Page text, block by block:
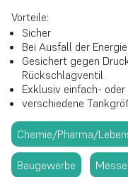
Vorteile:
Sicher
Bei Ausfall der
Gesichert gegen
Rückschlagventil
Exklusiv einfach-
verschiedene
Chemie/Pharma/
Baugewerbe